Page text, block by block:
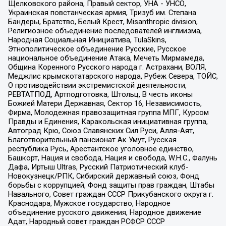
Щелковского района, Правый сектор, УНА - УНСО,
Украинская повстанческая армия, Тризуб им. Степана
Бандеры, Братство, Белый Крест, Misanthropic division,
Религиозное объединение последователей инглиизма,
Народная Социальная Инициатива, TulaSkins,
Этнополитическое объединение Русские, Русское
национальное объединение Атака, Мечеть Мирмамеда,
Община Коренного Русского народа г. Астрахани, ВОЛЯ,
Меджлис крымскотатарского народа, Рубеж Севера, ТОЙС,
О противодействии экстремистской деятельности,
РЕВТАТПОД, Артподготовка, Штольц, В честь иконы
Божией Матери Державная, Сектор 16, Независимость,
Фирма, Молодежная правозащитная группа МПГ, Курсом
Правды и Единения, Каракольская инициативная группа,
Автоград Крю, Союз Славянских Сил Руси, Алля-Аят,
Благотворительный пансионат Ак Умут, Русская
республика Русь, Арестантское уголовное единство,
Башкорт, Нация и свобода, Нация и свобода, W.H.С., Фалунь
Дафа, Иртыш Ultras, Русский Патриотический клуб-
Новокузнецк/РПК, Сибирский державный союз, Фонд
борьбы с коррупцией, Фонд защиты прав граждан, Штабы
Навального, Совет граждан СССР Прикубанского округа г.
Краснодара, Мужское государство, Народное
объединение русского движения, Народное движение
Адат, Народный совет граждан РСФСР СССР